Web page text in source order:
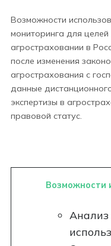
Возможности
мониторинга для
агростраховании в
после изменения
агрострахования с
данные
экспертизы в
правовой статус.
Возможности
Анализ